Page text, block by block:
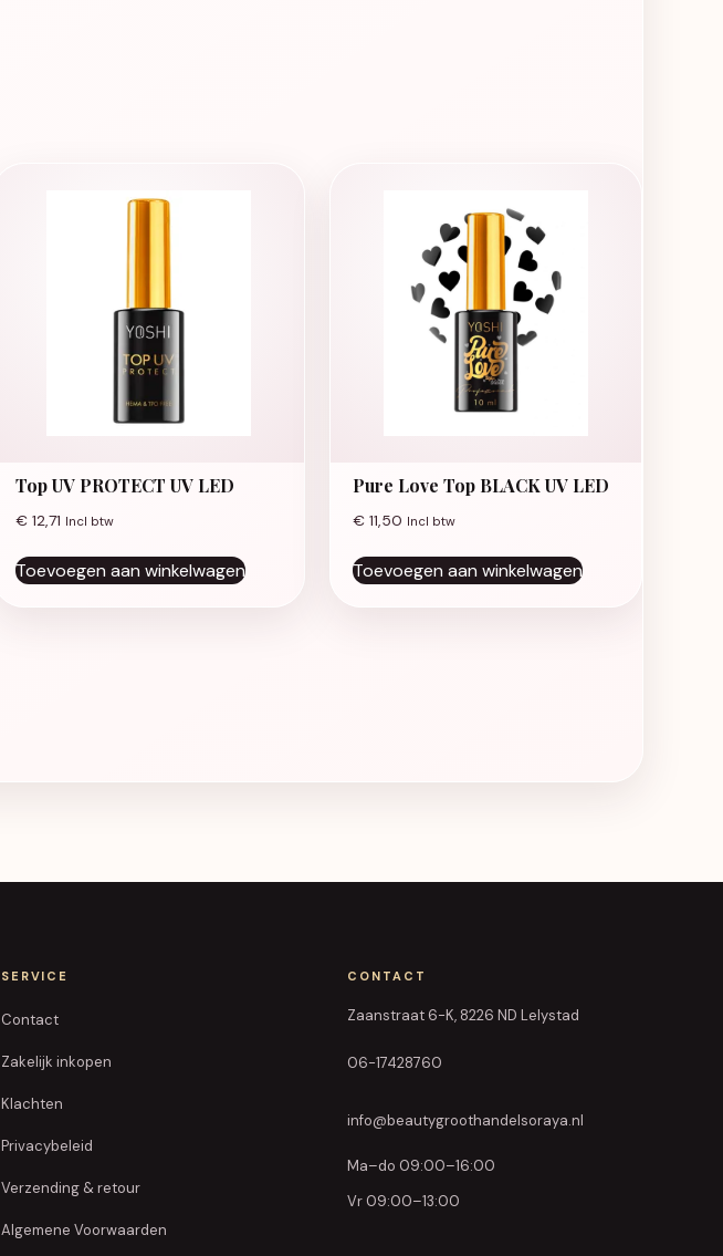
Top UV PROTECT UV LED
€ 12,71 Incl btw
Toevoegen aan winkelwagen
Pure Love Top BLACK UV LED
€ 11,50 Incl btw
Toevoegen aan winkelwagen
SERVICE
Contact
Zakelijk inkopen
Klachten
Privacybeleid
Verzending & retour
Algemene Voorwaarden
CONTACT
Zaanstraat 6-K, 8226 ND Lelystad
06-17428760
info@beautygroothandelsoraya.nl
Ma–do 09:00–16:00
Vr 09:00–13:00